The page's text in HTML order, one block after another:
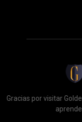
Gracias por visitar